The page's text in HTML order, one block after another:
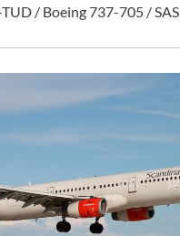
/ Boeing 737-705 / SAS